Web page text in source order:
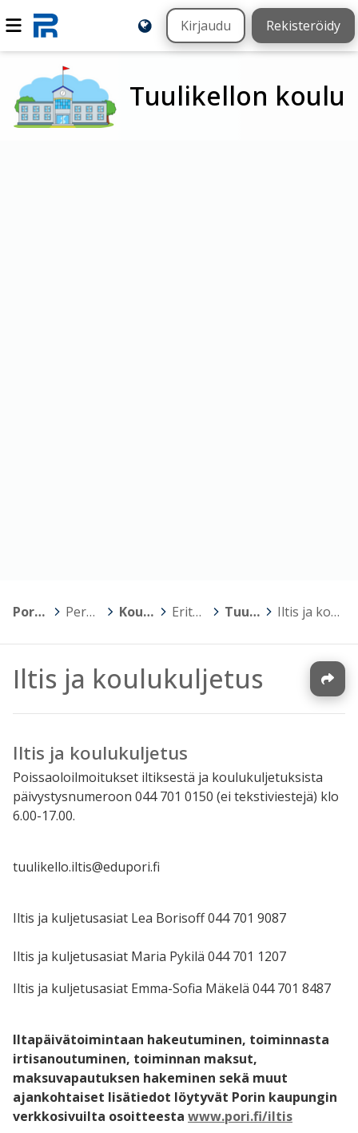
Kirjaudu Rekisteröidy
Tuulikellon koulu
Porin kaupunki > Perusopetus > Koulujen kotisivut > Erityiskoulut > Tuulikellon koulu > Iltis ja koulukuljetus
Iltis ja koulukuljetus
Iltis ja koulukuljetus
Poissaoloilmoitukset iltiksestä ja koulukuljetuksista
päivystysnumeroon 044 701 0150 (ei tekstiviestejä) klo
6.00-17.00.
tuulikello.iltis@edupori.fi
Iltis ja kuljetusasiat Lea Borisoff 044 701 9087
Iltis ja kuljetusasiat Maria Pykilä 044 701 1207
Iltis ja kuljetusasiat Emma-Sofia Mäkelä 044 701 8487
Iltapäivätoimintaan hakeutuminen, toiminnasta
irtisanoutuminen, toiminnan maksut,
maksuvapautuksen hakeminen sekä muut
ajankohtaiset lisätiedot löytyvät Porin kaupungin
verkkosivuilta osoitteesta www.pori.fi/iltis